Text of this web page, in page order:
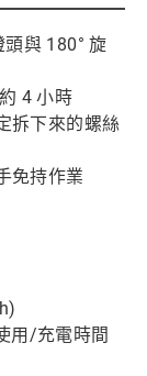
與 180° 旋
4 小時
拆下來的螺絲
免持作業
用/充電時間